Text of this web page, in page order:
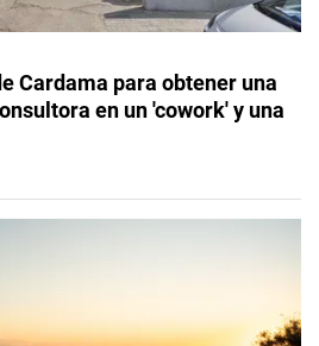
Cardama para obtener una
en un 'cowork' y una